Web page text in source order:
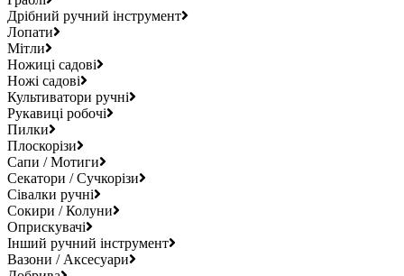
Дрібний ручний інструмент
Лопати
Мітли
Ножиці садові
Ножі садові
Культиватори ручні
Рукавиці робочі
Пилки
Плоскорізи
Сапи / Мотиги
Секатори / Сучкорізи
Сівалки ручні
Сокири / Колуни
Оприскувачі
Інший ручний інструмент
Вазони / Аксесуари